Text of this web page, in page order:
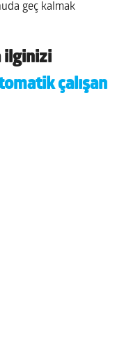
geç kalmak
ilginizi
çalışan